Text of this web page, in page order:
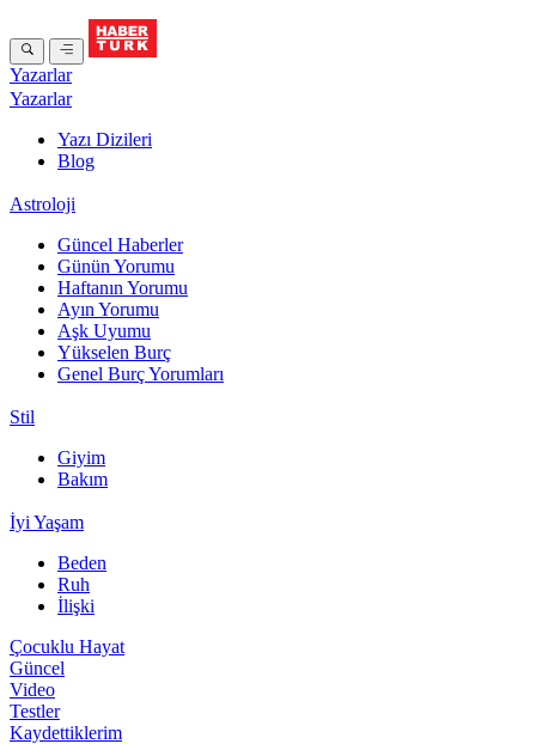
Yazarlar
Yazarlar
Yazı Dizileri
Blog
Astroloji
Güncel Haberler
Günün Yorumu
Haftanın Yorumu
Ayın Yorumu
Aşk Uyumu
Yükselen Burç
Genel Burç Yorumları
Stil
Giyim
Bakım
İyi Yaşam
Beden
Ruh
İlişki
Çocuklu Hayat
Güncel
Video
Testler
Kaydettiklerim